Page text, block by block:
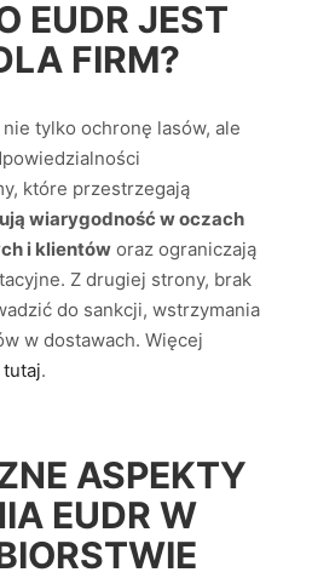
EUDR JEST
FIRM?
tylko ochronę lasów, ale
które przestrzegają
wiarygodność w oczach
i klientów oraz ograniczają
Z drugiej strony, brak
do sankcji, wstrzymania
w dostawach. Więcej
tutaj.
ASPEKTY
EUDR W